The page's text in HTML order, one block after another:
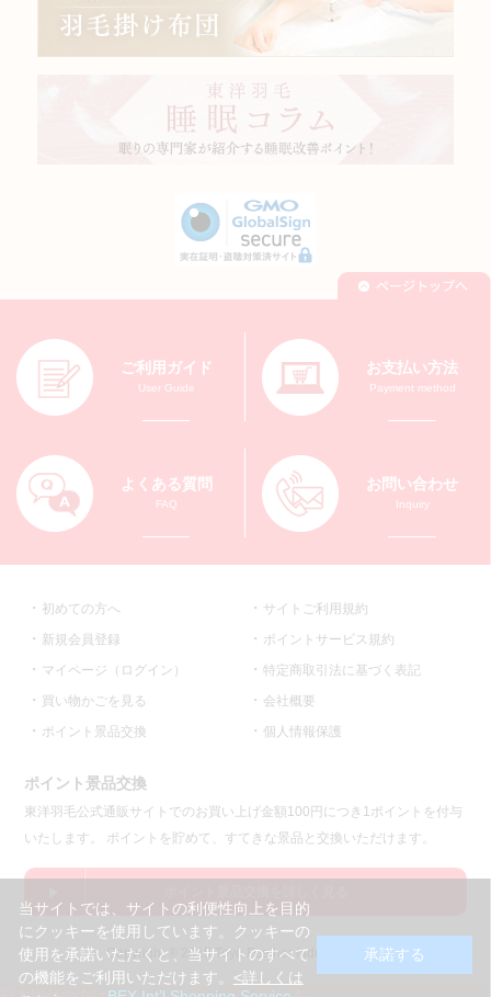
ご利用ガイド
User Guide
お支払い方法
Payment method
よくある質問
FAQ
お問い合わせ
Inquiry
初めての方へ
新規会員登録
マイページ（ログイン）
買い物かごを見る
ポイント景品交換
サイトご利用規約
ポイントサービス規約
特定商取引法に基づく表記
会社概要
個人情報保護
ポイント景品交換
東洋羽毛公式通販サイトでのお買い上げ金額100円につき1ポイントを付与
いたします。 ポイントを貯めて、すてきな景品と交換いただけます。
Copyright ® 2015 Toyo Feather Industry co.,ltd.
当サイトでは、サイトの利便性向上を目的
にクッキーを使用しています。クッキーの
使用を承諾いただくと、当サイトのすべて
の機能をご利用いただけます。 <詳しくは
承諾する